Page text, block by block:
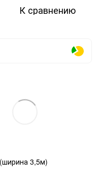
К сравнению
3,5м)